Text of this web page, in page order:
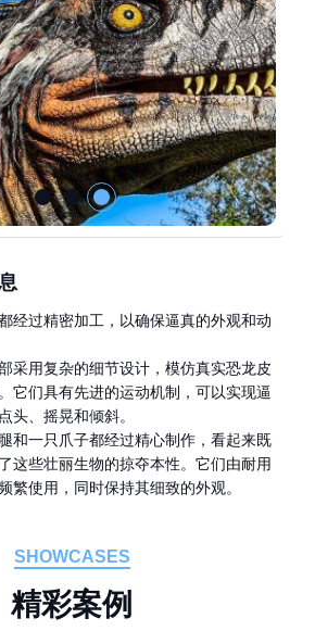
经过精密加工，以确保逼真的外观和动
采用复杂的细节设计，模仿真实恐龙皮
它们具有先进的运动机制，可以实现逼
头、摇晃和倾斜。
和一只爪子都经过精心制作，看起来既
这些壮丽生物的掠夺本性。它们由耐用
繁使用，同时保持其细致的外观。
SHOWCASES
精彩案例